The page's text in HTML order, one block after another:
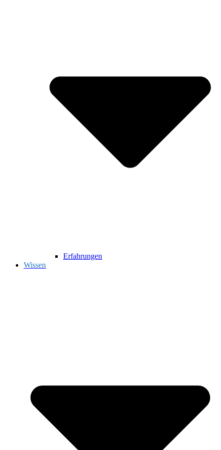
Erfahrungen
Wissen